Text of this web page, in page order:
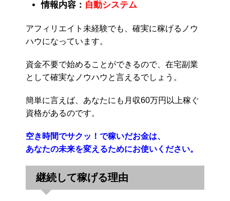
情報内容： 自動システム
アフィリエイト未経験でも、確実に稼げるノウ
ハウになっています。
資金不要で始めることができるので、在宅副業
として確実なノウハウと言えるでしょう。
簡単に言えば、あなたにも月収60万円以上稼ぐ
資格があるのです。
空き時間でサクッ！で稼いだお金は、
あなたの未来を変えるためにお使いください。
継続して稼げる理由